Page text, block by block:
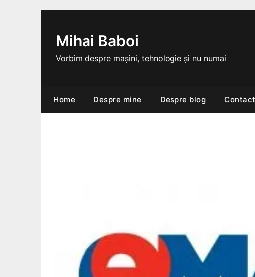
Mihai Baboi
Vorbim despre mașini, tehnologie și nu numai
Home Despre mine Despre blog Contact